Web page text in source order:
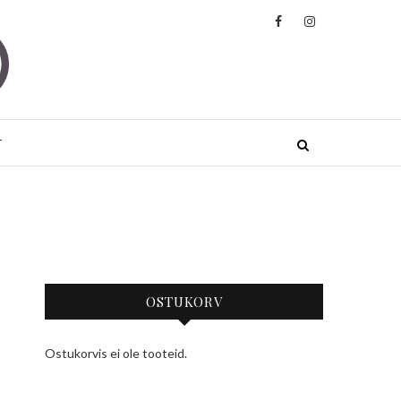
OSTUKORV
Ostukorvis ei ole tooteid.